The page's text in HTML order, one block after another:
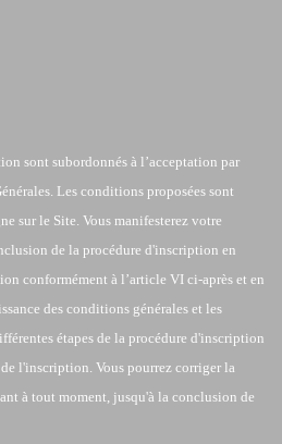
sont subordonnés à l’acceptation par
Les conditions proposées sont
sur le Site. Vous manifesterez votre
de la procédure d'inscription en
conformément à l’article VI ci-après et en
des conditions générales et les
étapes de la procédure d'inscription
l'inscription. Vous pourrez corriger la
à tout moment, jusqu'à la conclusion de